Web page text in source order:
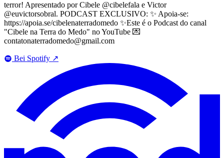
terror! Apresentado por Cibele @cibelefala e Victor
@euvictorsobral. PODCAST EXCLUSIVO: ✨ Apoia-se:
https://apoia.se/cibelenaterradomedo ✨Este é o Podcast do canal
"Cibele na Terra do Medo" no YouTube 💌
contatonaterradomedo@gmail.com
Bei Spotify ↗